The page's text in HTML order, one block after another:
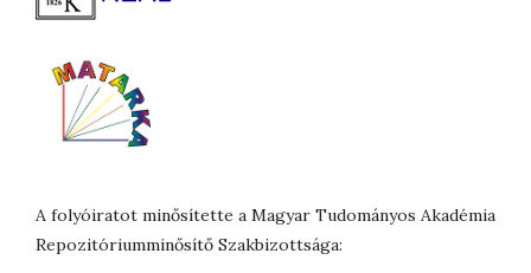
A folyóiratot minősítette a Magyar Tudományos Akadémia
Repozitóriumminősítő Szakbizottsága: